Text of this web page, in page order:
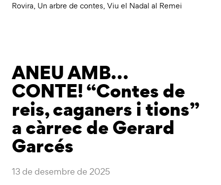
Rovira, Un arbre de contes, Viu el Nadal al Remei
ANEU AMB…
CONTE! “Contes de
reis, caganers i tions”
a càrrec de Gerard
Garcés
13 de desembre de 2025